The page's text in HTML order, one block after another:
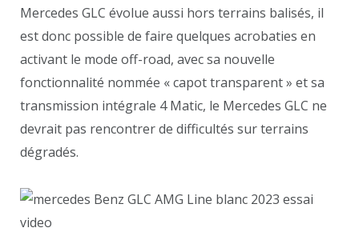
Mercedes GLC évolue aussi hors terrains balisés, il
est donc possible de faire quelques acrobaties en
activant le mode off-road, avec sa nouvelle
fonctionnalité nommée « capot transparent » et sa
transmission intégrale 4 Matic, le Mercedes GLC ne
devrait pas rencontrer de difficultés sur terrains
dégradés.